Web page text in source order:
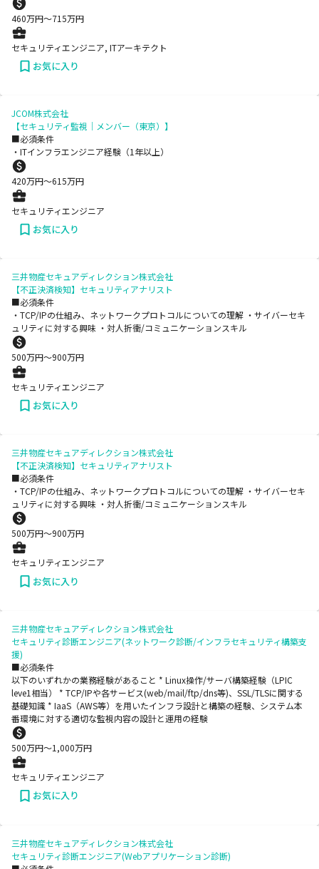
460万円〜715万円
セキュリティエンジニア, ITアーキテクト
お気に入り
JCOM株式会社
【セキュリティ監視｜メンバー（東京）】
■必須条件
・ITインフラエンジニア経験（1年以上）
420万円〜615万円
セキュリティエンジニア
お気に入り
三井物産セキュアディレクション株式会社
【不正決済検知】セキュリティアナリスト
■必須条件
・TCP/IPの仕組み、ネットワークプロトコルについての理解 ・サイバーセキ
ュリティに対する興味 ・対人折衝/コミュニケーションスキル
500万円〜900万円
セキュリティエンジニア
お気に入り
三井物産セキュアディレクション株式会社
【不正決済検知】セキュリティアナリスト
■必須条件
・TCP/IPの仕組み、ネットワークプロトコルについての理解 ・サイバーセキ
ュリティに対する興味 ・対人折衝/コミュニケーションスキル
500万円〜900万円
セキュリティエンジニア
お気に入り
三井物産セキュアディレクション株式会社
セキュリティ診断エンジニア(ネットワーク診断/インフラセキュリティ構築支
援)
■必須条件
以下のいずれかの業務経験があること * Linux操作/サーバ構築経験（LPIC
leve1相当） * TCP/IPや各サービス(web/mail/ftp/dns等)、SSL/TLSに関する
基礎知識 * IaaS（AWS等）を用いたインフラ設計と構築の経験、システム本
番環境に対する適切な監視内容の設計と運用の経験
500万円〜1,000万円
セキュリティエンジニア
お気に入り
三井物産セキュアディレクション株式会社
セキュリティ診断エンジニア(Webアプリケーション診断)